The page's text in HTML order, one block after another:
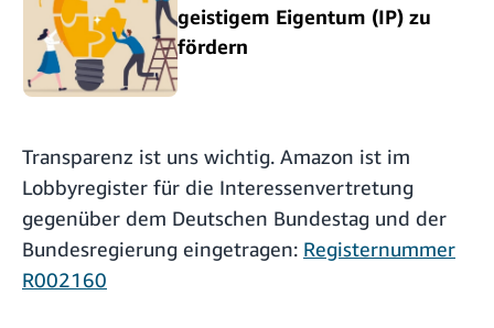
geistigem Eigentum (IP) zu
fördern
Transparenz ist uns wichtig. Amazon ist im
Lobbyregister für die Interessenvertretung
gegenüber dem Deutschen Bundestag und der
Bundesregierung eingetragen: Registernummer
R002160